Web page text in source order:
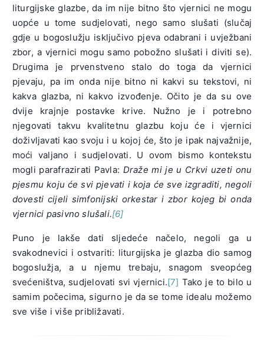
liturgijske glazbe, da im nije bitno što vjernici ne mogu
uopće u tome sudjelovati, nego samo slušati (slučaj
gdje u bogoslužju isključivo pjeva odabrani i uvježbani
zbor, a vjernici mogu samo pobožno slušati i diviti se).
Drugima je prvenstveno stalo do toga da vjernici
pjevaju, pa im onda nije bitno ni kakvi su tekstovi, ni
kakva glazba, ni kakvo izvođenje. Očito je da su ove
dvije krajnje postavke krive. Nužno je i potrebno
njegovati takvu kvalitetnu glazbu koju će i vjernici
doživljavati kao svoju i u kojoj će, što je ipak najvažnije,
moći valjano i sudjelovati. U ovom bismo kontekstu
mogli parafrazirati Pavla: Draže mi je u Crkvi uzeti onu
pjesmu koju će svi pjevati i koja će sve izgraditi, negoli
dovesti cijeli simfonijski orkestar i zbor kojeg bi onda
vjernici pasivno slušali.[6]
Puno je lakše dati sljedeće načelo, negoli ga u
svakodnevici i ostvariti: liturgijska je glazba dio samog
bogoslužja, a u njemu trebaju, snagom sveopćeg
svećeništva, sudjelovati svi vjernici.[7] Tako je to bilo u
samim počecima, sigurno je da se tome idealu možemo
sve više i više približavati.